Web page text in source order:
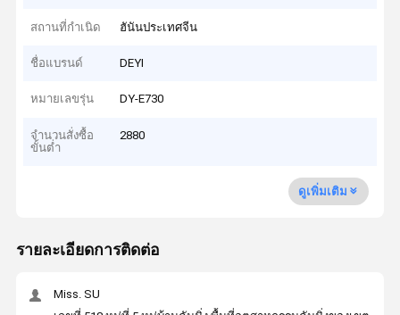
สถานที่กำเนิด ฮันันประเทศจีน
ชื่อแบรนด์ DEYI
หมายเลขรุ่น DY-E730
จำนวนสั่งซื้อ
ขั้นต่ำ
2880
ดูเพิ่มเติม
รายละเอียดการติดต่อ
Miss. SU